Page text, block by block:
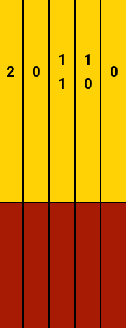
2 0
1
1
1
0
0